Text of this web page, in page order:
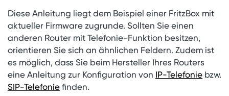
Diese Anleitung liegt dem Beispiel einer FritzBox mit
aktueller Firmware zugrunde. Sollten Sie einen
anderen Router mit Telefonie-Funktion besitzen,
orientieren Sie sich an ähnlichen Feldern. Zudem ist
es möglich, dass Sie beim Hersteller Ihres Routers
eine Anleitung zur Konfiguration von IP-Telefonie bzw.
SIP-Telefonie finden.